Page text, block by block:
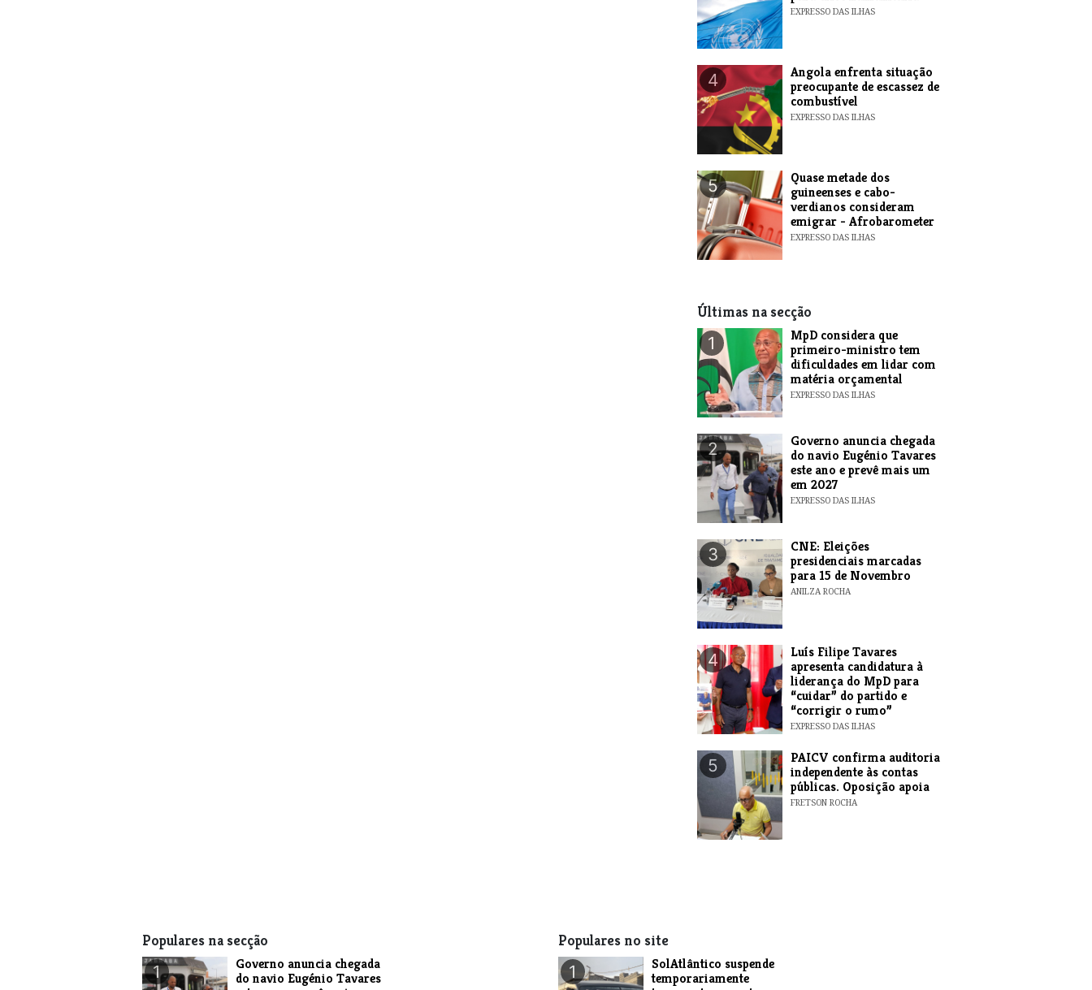
EXPRESSO DAS ILHAS
4
Angola enfrenta situação
preocupante de escassez de
combustível
EXPRESSO DAS ILHAS
5
Quase metade dos
guineenses e cabo-
verdianos consideram
emigrar - Afrobarometer
EXPRESSO DAS ILHAS
Últimas na secção
1
MpD considera que
primeiro-ministro tem
dificuldades em lidar com
matéria orçamental
EXPRESSO DAS ILHAS
2
Governo anuncia chegada
do navio Eugénio Tavares
este ano e prevê mais um
em 2027
EXPRESSO DAS ILHAS
3
CNE: Eleições
presidenciais marcadas
para 15 de Novembro
ANILZA ROCHA
4
Luís Filipe Tavares
apresenta candidatura à
liderança do MpD para
“cuidar” do partido e
“corrigir o rumo”
EXPRESSO DAS ILHAS
5
​PAICV confirma auditoria
independente às contas
públicas. Oposição apoia
FRETSON ROCHA
Populares na secção
1
Governo anuncia chegada
do navio Eugénio Tavares
Populares no site
1
SolAtlântico suspende
temporariamente